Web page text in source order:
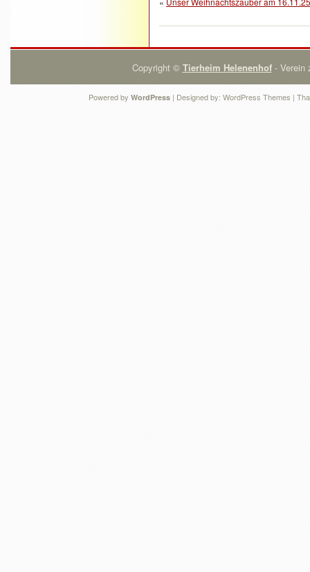
Copyright © Tierheim Helenenhof- Verein
Powered by WordPress | Designed by: WordPress Themes |